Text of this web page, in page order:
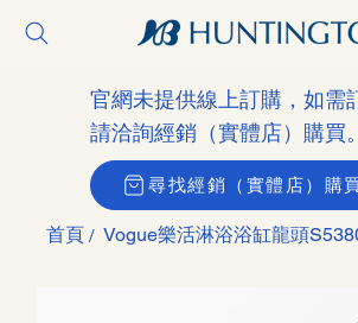
首頁 / Vogue樂活淋浴浴缸龍頭
官網未提供線上訂購，如需
請洽詢經銷（實體店）購買。
尋找經銷（實體店）購